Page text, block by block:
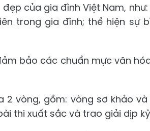
của gia đình Việt Nam,
trong gia đình; thể hiện sự
bảo các chuẩn mực văn
2 vòng, gồm: vòng sơ khảo
thi xuất sắc và trao giải dịp